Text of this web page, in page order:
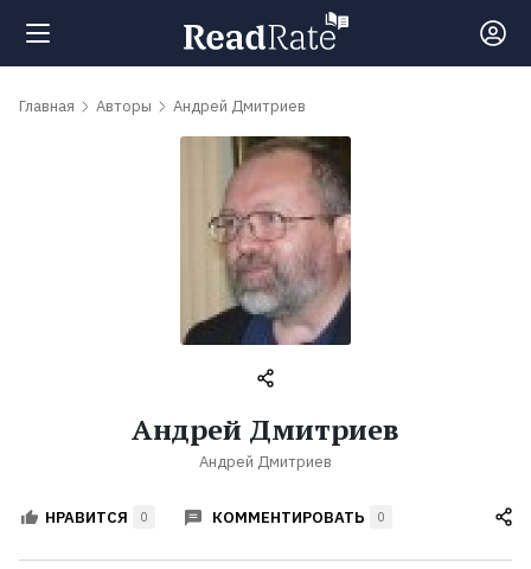
Поиск
обсуждаемые
Авторы
Главная Авторы Андрей Дмитриев
Андрей Дмитриев
Андрей Дмитриев
НРАВИТСЯ 0 КОММЕНТИРОВАТЬ 0